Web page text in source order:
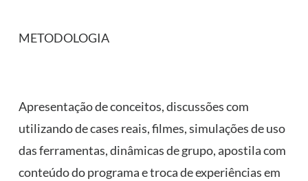
METODOLOGIA
Apresentação de conceitos, discussões com
utilizando de cases reais, filmes, simulações de uso
das ferramentas, dinâmicas de grupo, apostila com
conteúdo do programa e troca de experiências em